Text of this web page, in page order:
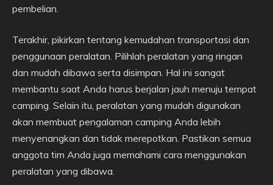
pembelian.
Terakhir, pikirkan tentang kemudahan transportasi dan
penggunaan peralatan. Pilihlah peralatan yang ringan
dan mudah dibawa serta disimpan. Hal ini sangat
membantu saat Anda harus berjalan jauh menuju tempat
camping. Selain itu, peralatan yang mudah digunakan
akan membuat pengalaman camping Anda lebih
menyenangkan dan tidak merepotkan. Pastikan semua
anggota tim Anda juga memahami cara menggunakan
peralatan yang dibawa.